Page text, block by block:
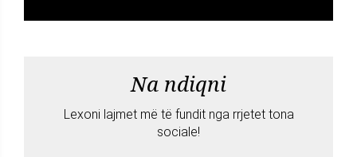
Na ndiqni
Lexoni lajmet më të fundit nga rrjetet tona
sociale!